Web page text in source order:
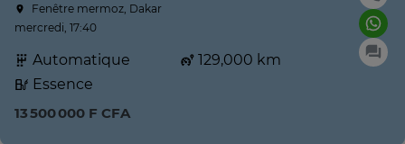
Fenêtre mermoz, Dakar
mercredi, 17:40
Automatique
129,000 km
Essence
13 500 000 F CFA